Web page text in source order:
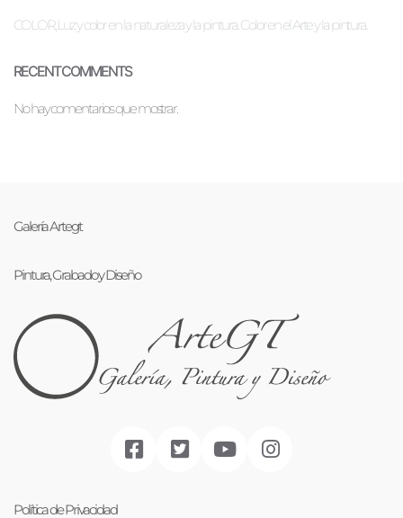
COLOR, Luz y color en la naturaleza y la pintura. Color en el Arte y la pintura.
RECENT COMMENTS
No hay comentarios que mostrar.
Galería Artegt
Pintura, Grabado y Diseño
Política de Privacidad